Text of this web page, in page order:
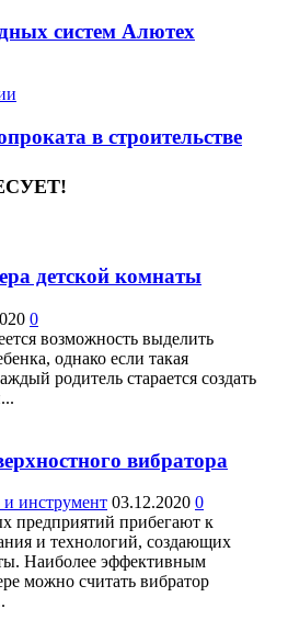
систем Алютех
в строительстве
детской комнаты
0
возможность выделить
однако если такая
родитель старается создать
вибратора
инструмент 03.12.2020 0
предприятий прибегают к
и технологий, создающих
Наиболее эффективным
можно считать вибратор